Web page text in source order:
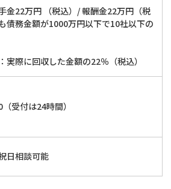
金22万円 （税込）/ 報酬金22万円（税
務金額が1000万円以下で10社以下の
実際に回収した金額の22％（税込）
受付は24時間）
日相談可能